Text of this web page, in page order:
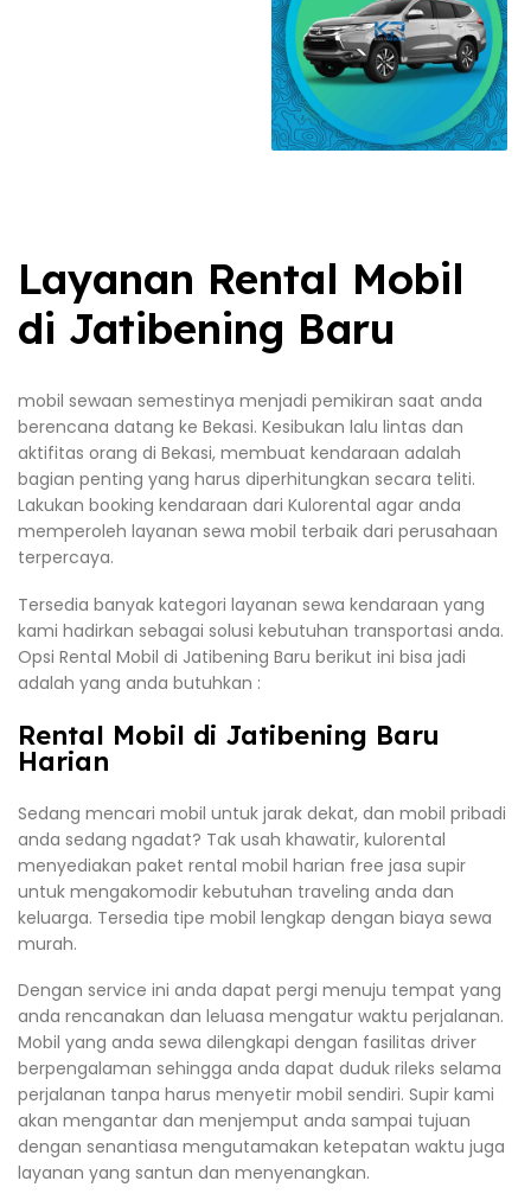
Layanan Rental Mobil
di Jatibening Baru
mobil sewaan semestinya menjadi pemikiran saat anda
berencana datang ke Bekasi. Kesibukan lalu lintas dan
aktifitas orang di Bekasi, membuat kendaraan adalah
bagian penting yang harus diperhitungkan secara teliti.
Lakukan booking kendaraan dari Kulorental agar anda
memperoleh layanan sewa mobil terbaik dari perusahaan
terpercaya.
Tersedia banyak kategori layanan sewa kendaraan yang
kami hadirkan sebagai solusi kebutuhan transportasi anda.
Opsi Rental Mobil di Jatibening Baru berikut ini bisa jadi
adalah yang anda butuhkan :
Rental Mobil di Jatibening Baru
Harian
Sedang mencari mobil untuk jarak dekat, dan mobil pribadi
anda sedang ngadat? Tak usah khawatir, kulorental
menyediakan paket rental mobil harian free jasa supir
untuk mengakomodir kebutuhan traveling anda dan
keluarga. Tersedia tipe mobil lengkap dengan biaya sewa
murah.
Dengan service ini anda dapat pergi menuju tempat yang
anda rencanakan dan leluasa mengatur waktu perjalanan.
Mobil yang anda sewa dilengkapi dengan fasilitas driver
berpengalaman sehingga anda dapat duduk rileks selama
perjalanan tanpa harus menyetir mobil sendiri. Supir kami
akan mengantar dan menjemput anda sampai tujuan
dengan senantiasa mengutamakan ketepatan waktu juga
layanan yang santun dan menyenangkan.